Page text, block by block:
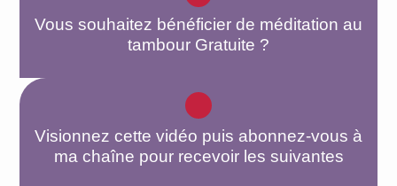
Vous souhaitez bénéficier de méditation au
tambour Gratuite ?​
Visionnez cette vidéo puis abonnez-vous à
ma chaîne pour recevoir les suivantes